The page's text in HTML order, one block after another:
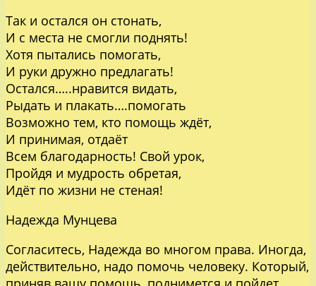
Так и остался он стонать,
И с места не смогли поднять!
Хотя пытались помогать,
И руки дружно предлагать!
Остался…..нравится видать,
Рыдать и плакать….помогать
Возможно тем, кто помощь ждёт,
И принимая, отдаёт
Всем благодарность! Свой урок,
Пройдя и мудрость обретая,
Идёт по жизни не стеная!
Надежда Мунцева
Согласитесь, Надежда во многом права. Иногда,
действительно, надо помочь человеку. Который,